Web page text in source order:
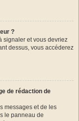
?
signaler et vous devriez
dessus, vous accéderez
de rédaction de
messages et de les
le panneau de